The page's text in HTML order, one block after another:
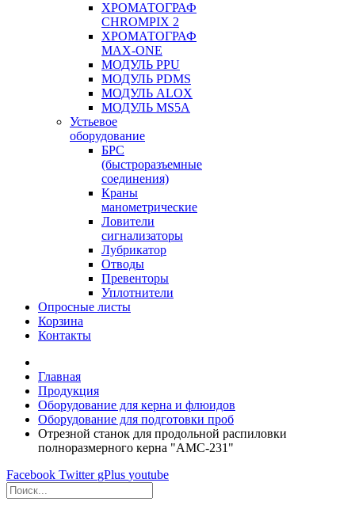
ХРОМАТОГРАФ
CHROMPIX 2
ХРОМАТОГРАФ
MAX-ONE
МОДУЛЬ PPU
МОДУЛЬ PDMS
МОДУЛЬ ALOX
МОДУЛЬ MS5A
Устьевое
оборудование
БРС
(быстроразъемные
соединения)
Краны
манометрические
Ловители
сигнализаторы
Лубрикатор
Отводы
Превенторы
Уплотнители
Опросные листы
Корзина
Контакты
Главная
Продукция
Оборудование для керна и флюидов
Оборудование для подготовки проб
Отрезной станок для продольной распиловки
полноразмерного керна "AMC-231"
Facebook Twitter gPlus youtube